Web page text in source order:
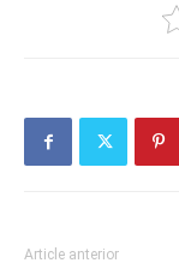
Article anterior